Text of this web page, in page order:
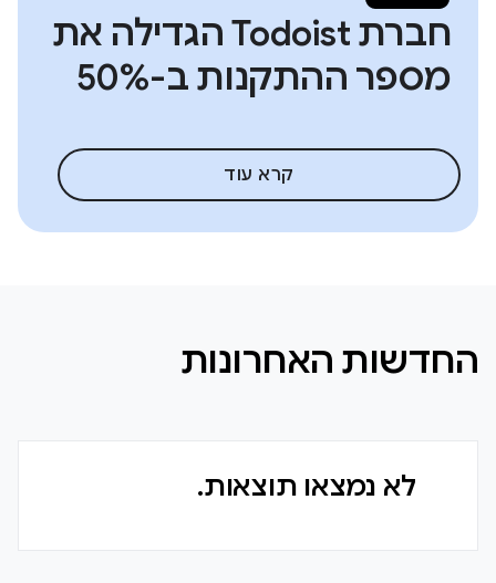
חברת Todoist הגדילה את
מספר ההתקנות ב-50%
קרא עוד
החדשות האחרונות
לא נמצאו תוצאות.